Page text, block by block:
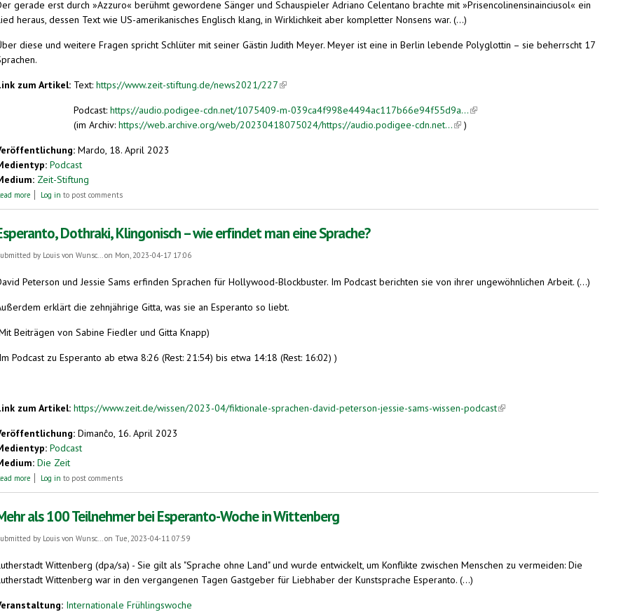
gerade erst durch »Azzuro« berühmt gewordene Sänger und Schauspieler Adriano Celentano brachte mit »Prisencolinensinainciusol« ein
heraus, dessen Text wie US-amerikanisches Englisch klang, in Wirklichkeit aber kompletter Nonsens war. (...)
diese und weitere Fragen spricht Schlüter mit seiner Gästin Judith Meyer. Meyer ist eine in Berlin lebende Polyglottin – sie beherrscht 17
zum Artikel: Text: https://www.zeit-stiftung.de/news2021/227(link is external)
Podcast: https://audio.podigee-cdn.net/1075409-m-039ca4f998e4494ac117b66e94f55d9a...(link is external)
(im Archiv: https://web.archive.org/web/20230418075024/https://audio.podigee-cdn.net...(link is external)
)
Mardo, 18. April 2023
Podcast
Zeit-Stiftung
more about Adriano Celentano zelebriert den Unsinn – und die Sprache
Log in to post comments
Dothraki, Klingonisch – wie erfindet man eine Sprache?
by Louis von Wunsc...on Mon, 2023-04-17 17:06
Peterson und Jessie Sams erfinden Sprachen für Hollywood-Blockbuster. Im Podcast berichten sie von ihrer ungewöhnlichen Arbeit. (...)
erklärt die zehnjährige Gitta, was sie an Esperanto so liebt.
Beiträgen von Sabine Fiedler und Gitta Knapp)
Podcast zu Esperanto ab etwa 8:26 (Rest: 21:54) bis etwa 14:18 (Rest: 16:02) )
zum Artikel: https://www.zeit.de/wissen/2023-04/fiktionale-sprachen-david-peterson-jessie-sams-wissen-podcast(link is external)
Dimanĉo, 16. April 2023
Podcast
Die Zeit
more about Esperanto, Dothraki, Klingonisch – wie erfindet man eine Sprache?
Log in to post comments
als 100 Teilnehmer bei Esperanto-Woche in Wittenberg
by Louis von Wunsc...on Tue, 2023-04-11 07:59
Wittenberg (dpa/sa) - Sie gilt als "Sprache ohne Land" und wurde entwickelt, um Konflikte zwischen Menschen zu vermeiden: Die
Wittenberg war in den vergangenen Tagen Gastgeber für Liebhaber der Kunstsprache Esperanto. (...)
Internationale Frühlingswoche